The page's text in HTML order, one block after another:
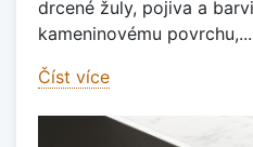
drcené žuly, pojiva a
kameninovému povrchu,...
Číst více